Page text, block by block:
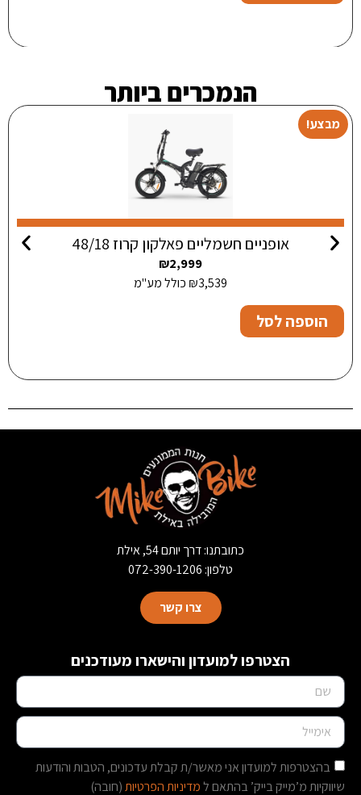
הנמכרים ביותר
מבצע!
אופניים חשמליים פאלקון קרוז 48/18
₪2,999
₪3,539 כולל מע"מ
הוספה לסל
כתובתנו: דרך יותם 54, אילת
טלפון: 072-390-1206
צרו קשר
הצטרפו למועדון והישארו מעודכנים
בהצטרפות למועדון אני מאשר/ת קבלת עדכונים, הטבות והודעות
שיווקיות מ’מייק בייק’ בהתאם למדיניות הפרטיות(חובה)